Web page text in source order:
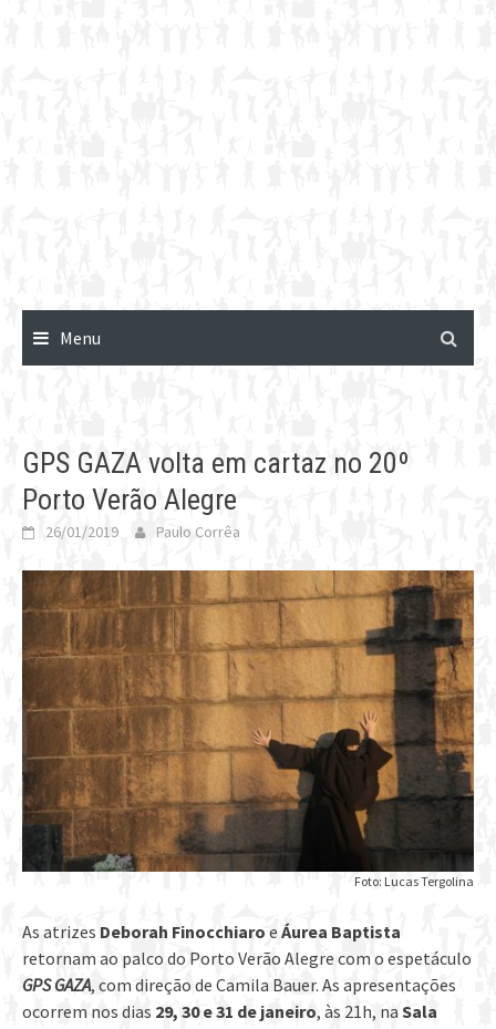
Menu
GPS GAZA volta em cartaz no 20º
Porto Verão Alegre
26/01/2019 Paulo Corrêa
Foto: Lucas Tergolina
As atrizes Deborah Finocchiaro e Áurea Baptista
retornam ao palco do Porto Verão Alegre com o espetáculo
GPS GAZA, com direção de Camila Bauer. As apresentações
ocorrem nos dias 29, 30 e 31 de janeiro, às 21h, na Sala